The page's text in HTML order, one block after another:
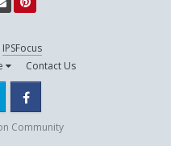
IPSFocus
Contact Us
Twitter
Community